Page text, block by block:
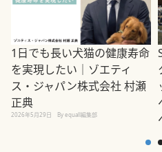
1日でも長い犬猫の健康寿命
を実現したい｜ゾエティ
ス・ジャパン株式会社 村瀬
正典
2026年5月29日 By equall編集部